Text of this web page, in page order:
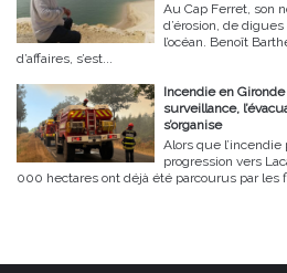
Au Cap Ferret, son
d’érosion, de
l’océan. Benoît
d’affaires, s’est...
Incendie en
surveillance,
s’organise
Alors que
progression vers
000 hectares ont déjà été parcourus par les